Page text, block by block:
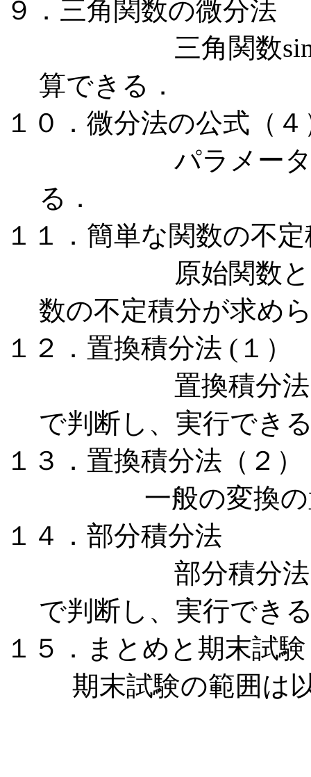
９．三角関数の微分法
三角関数
算できる．
１０．微分法の公式（４
パラメーター表
る．
１１．簡単な関数の不
原始関数とは何
数の不定積分が求め
１２．置換積分法 (１）
置換積分法をど
で判断し、実行でき
１３．置換積分法（２）
一般の変換
１４．部分積分法
部分積分法をど
で判断し、実行でき
１５．まとめと期末試
期末試験の範囲は